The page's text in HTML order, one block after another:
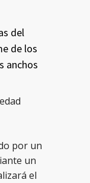
del
de los
anchos
por un
un
el